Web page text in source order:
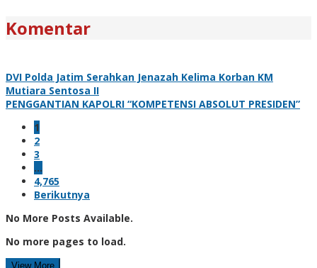
Komentar
DVI Polda Jatim Serahkan Jenazah Kelima Korban KM
Mutiara Sentosa II
PENGGANTIAN KAPOLRI “KOMPETENSI ABSOLUT PRESIDEN”
1
2
3
…
4,765
Berikutnya
No More Posts Available.
No more pages to load.
View More